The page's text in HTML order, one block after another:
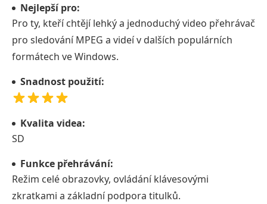
Nejlepší pro:
Pro ty, kteří chtějí lehký a jednoduchý video přehrávač
pro sledování MPEG a videí v dalších populárních
formátech ve Windows.
Snadnost použití:
Kvalita videa:
SD
Funkce přehrávání:
Režim celé obrazovky, ovládání klávesovými
zkratkami a základní podpora titulků.